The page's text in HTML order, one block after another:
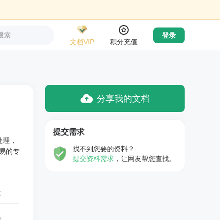
索
文档VIP
积分充值
登录
，
的专
分享我的文档
提交需求
找不到您要的资料？
提交资料需求 ，让网友帮您查找。